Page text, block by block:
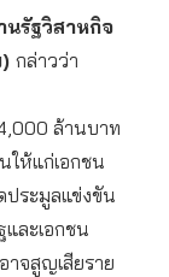
รัฐวิสาหกิจ
กล่าวว่า
ล้านบาท
ให้แก่เอกชน
ประมูลแข่งขัน
ละเอกชน
าจสูญเสียราย